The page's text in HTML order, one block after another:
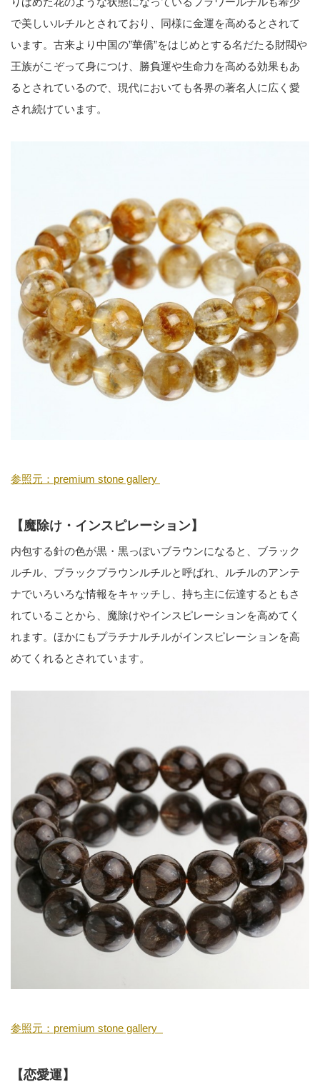
で美しいルチルとされており、同様に金運を高めるとされて
います。古来より中国の”華僑”をはじめとする名だたる財閥や
王族がこぞって身につけ、勝負運や生命力を高める効果もあ
るとされているので、現代においても各界の著名人に広く愛
され続けています。
参照元：premium stone gallery
【魔除け・インスピレーション】
内包する針の色が黒・黒っぽいブラウンになると、ブラック
ルチル、ブラックブラウンルチルと呼ばれ、ルチルのアンテ
ナでいろいろな情報をキャッチし、持ち主に伝達するともさ
れていることから、魔除けやインスピレーションを高めてく
れます。ほかにもプラチナルチルがインスピレーションを高
めてくれるとされています。
参照元：premium stone gallery
【恋愛運】